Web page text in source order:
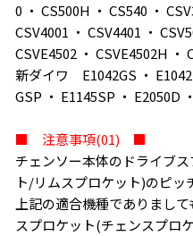
0 ・ CS500H ・ CS540 ・
CSV4001 ・ CSV4401 ・
CSVE4502 ・ CSVE4502H
新ダイワ E1042GS ・
GSP ・ E1145SP ・ E2050D
■ 注意事項(01) ■
チェンソー本体のドライブ
ト/リムスプロケット)のピッ
上記の適合機種でありまし
スプロケット(チェンスプロ